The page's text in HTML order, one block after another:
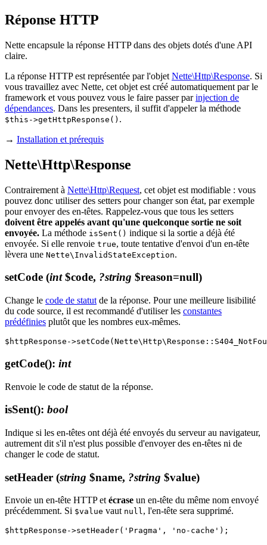
Réponse HTTP
Nette encapsule la réponse HTTP dans des objets dotés d'une API
claire.
La réponse HTTP est représentée par l'objet Nette\Http\Response. Si
vous travaillez avec Nette, cet objet est créé automatiquement par le
framework et vous pouvez vous le faire passer parinjection de
dépendances. Dans les presenters, il suffit d'appeler la méthode
$this->getHttpResponse() .
→ Installation et prérequis
Nette\Http\Response
Contrairement à Nette\Http\Request, cet objet est modifiable : vous
pouvez donc utiliser des setters pour changer son état, par exemple
pour envoyer des en-têtes. Rappelez-vous que tous les setters
doivent être appelés avant qu'une quelconque sortie ne soit
envoyée. La méthode isSent() indique si la sortie a déjà été
envoyée. Si elle renvoie true, toute tentative d'envoi d'un en-tête
lèvera une Nette\InvalidStateException.
setCode (int$code, ?string $reason=null)
Change le code de statut de la réponse. Pour une meilleure lisibilité
du code source, il est recommandé d'utiliser les constantes
prédéfinies plutôt que les nombres eux-mêmes.
getCode(): int
Renvoie le code de statut de la réponse.
isSent(): bool
Indique si les en-têtes ont déjà été envoyés du serveur au navigateur,
autrement dit s'il n'est plus possible d'envoyer des en-têtes ni de
changer le code de statut.
setHeader (string $name, ?string $value)
Envoie un en-tête HTTP et écrase un en-tête du même nom envoyé
précédemment. Si $value vaut null, l'en-tête sera supprimé.